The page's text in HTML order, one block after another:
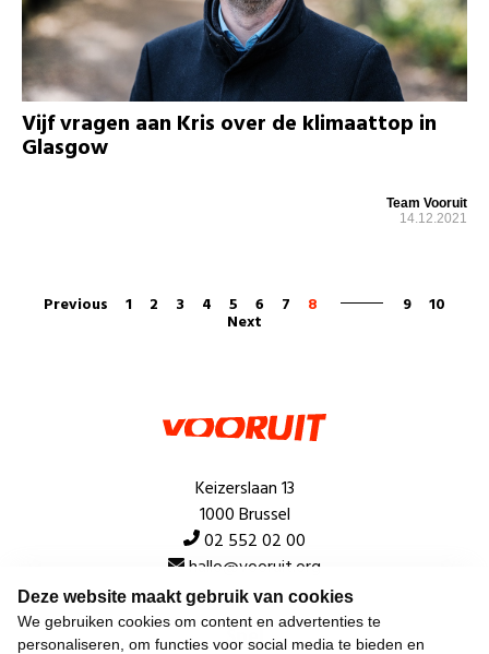
Deze website maakt gebruik van cookies
We gebruiken cookies om content en advertenties te
personaliseren, om functies voor social media te bieden en
Vijf vragen aan Kris over de klimaattop in
Glasgow
Team Vooruit
14.12.2021
Previous 1 2 3 4 5 6 7 8 9 10
Next
Keizerslaan 13
1000 Brussel
02 552 02 00
hallo@vooruit.org
Snel